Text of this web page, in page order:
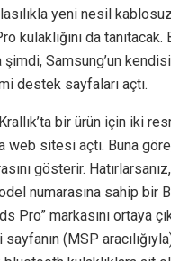
yeni nesil
kulaklığını da tanıtacak.
şimdi, Samsung’un
destek sayfaları açtı.
bir ürün için iki
web sitesi açtı. Buna
gösterir.
numarasına sahip bir
Pro” markasını ortaya
(MSP